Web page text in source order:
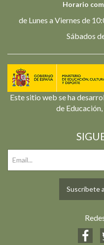
Horario
de Lunes a Viernes de
Sábados
Este sitio web se ha
de
Suscríbete